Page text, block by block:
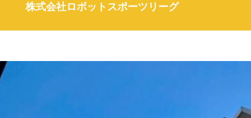
を
キ
ッ
株式会社ロボットスポーツリーグ